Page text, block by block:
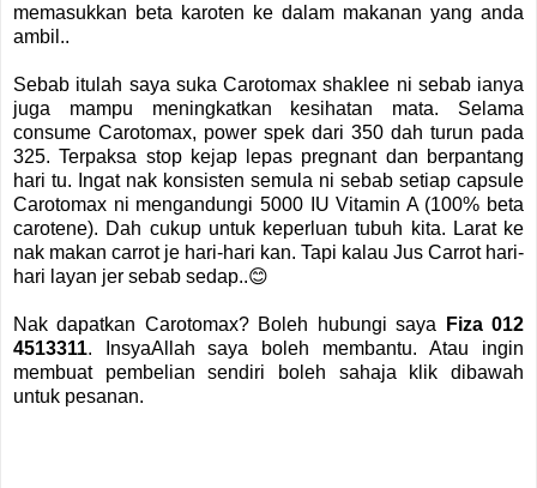
memasukkan beta karoten ke dalam makanan yang anda
ambil..
Sebab itulah saya suka Carotomax shaklee ni sebab ianya
juga mampu meningkatkan kesihatan mata. Selama
consume Carotomax, power spek dari 350 dah turun pada
325. Terpaksa stop kejap lepas pregnant dan berpantang
hari tu. Ingat nak konsisten semula ni sebab setiap capsule
Carotomax ni mengandungi 5000 IU Vitamin A (100% beta
carotene). Dah cukup untuk keperluan tubuh kita. Larat ke
nak makan carrot je hari-hari kan. Tapi kalau Jus Carrot hari-
hari layan jer sebab sedap..😊
Nak dapatkan Carotomax? Boleh hubungi saya
Fiza 012
4513311. InsyaAllah saya boleh membantu.Atau ingin
membuat pembelian sendiri boleh sahaja klik dibawah
untuk pesanan.